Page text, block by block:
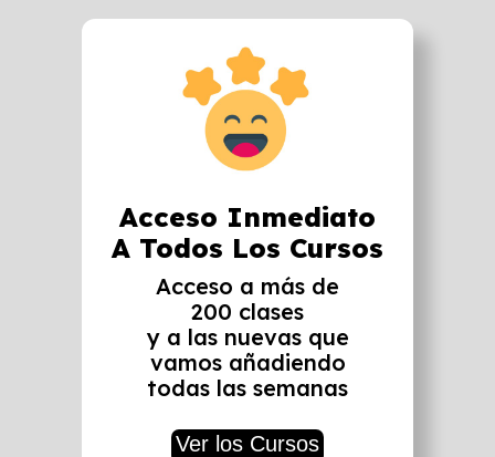
Acceso Inmediato
A Todos Los Cursos
Acceso a más de
200 clases
y a las nuevas que
vamos añadiendo
todas las semanas
Ver los Cursos